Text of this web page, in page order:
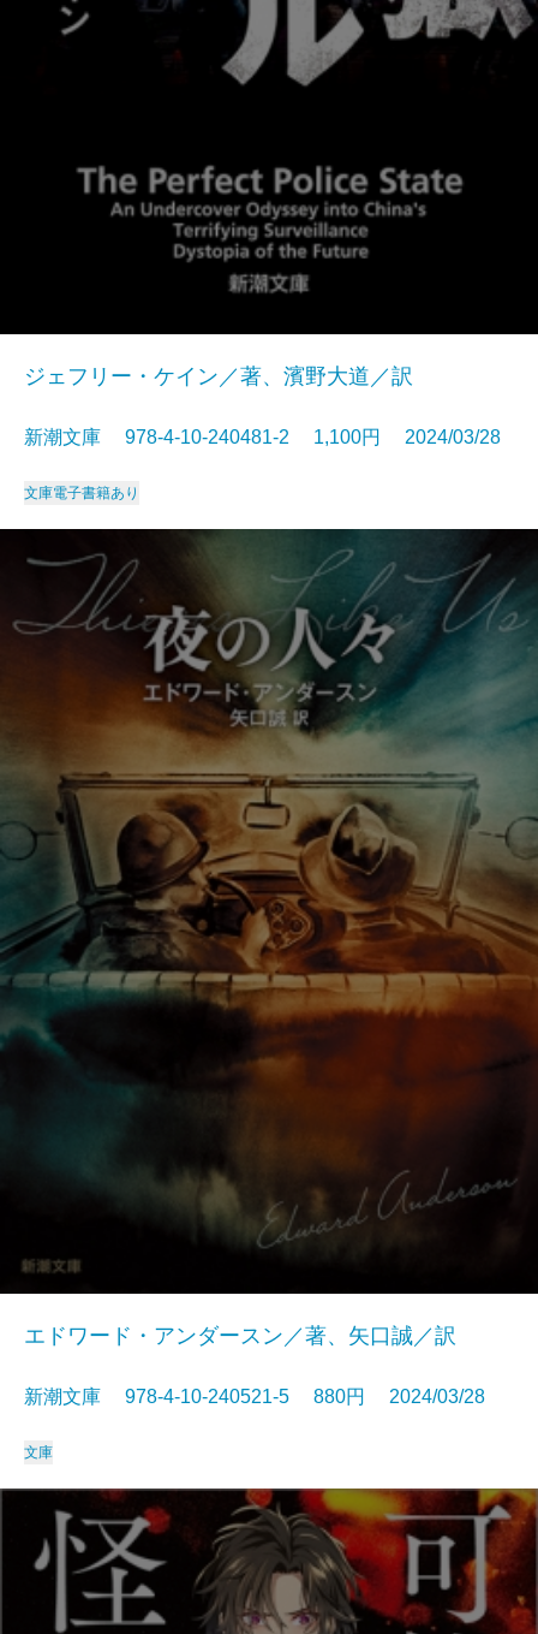
ジェフリー・ケイン／著、濱野大道／訳
新潮文庫 978-4-10-240481-2 1,100円 2024/03/28
文庫電子書籍あり
エドワード・アンダースン／著、矢口誠／訳
新潮文庫 978-4-10-240521-5 880円 2024/03/28
文庫